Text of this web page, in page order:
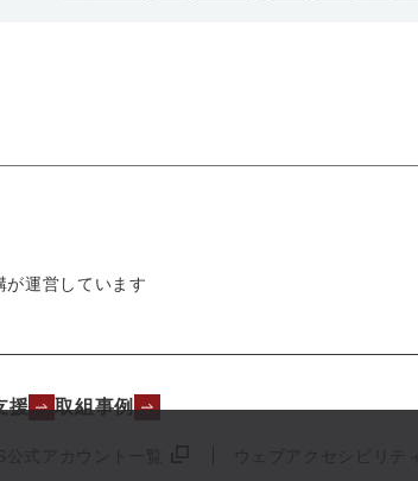
が運営しています
援 取組事例